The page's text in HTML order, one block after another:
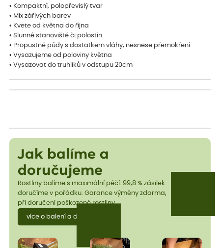
• Kompaktní, polopřevislý tvar
• Mix zářivých barev
• Kvete od května do října
• Slunné stanoviště či polostín
• Propustné půdy s dostatkem vláhy, nesnese přemokření
• Vysazujeme od poloviny května
• Vysazovat do truhlíků v odstupu 20cm
Jak balíme a
doručujeme
Rostliny balíme s maximální péčí. 99,8 % zásilek
doručíme v pořádku. Garance výměny zdarma,
při doručení poškozené rostliny.
více o balení a dopravě